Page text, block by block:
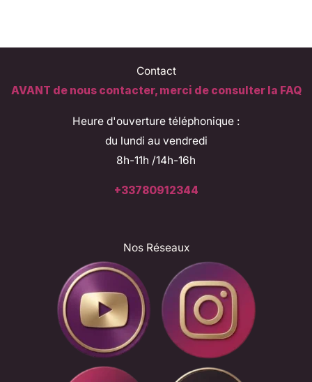
Contact
AVANT de nous contacter, merci de consulter la FAQ
Heure d'ouverture téléphonique :
du lundi au vendredi
8h-11h /14h-16h
+33780912344
Nos Réseaux